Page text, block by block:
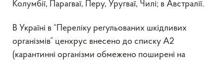
Колумбії, Парагваї, Перу, Уругваї, Чилі; в Австралії.
В Україні в “Переліку регульованих шкідливих
організмів” ценхрус внесено до списку А2
(карантинні організми обмежено поширені на